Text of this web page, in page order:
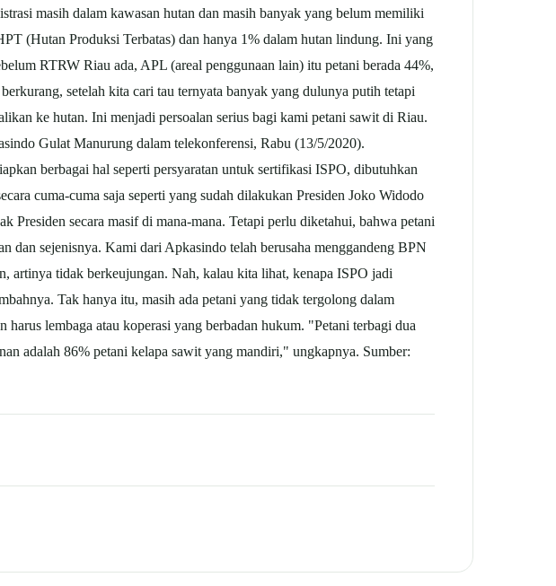
masih dalam kawasan hutan dan masih banyak yang belum memiliki
(Hutan Produksi Terbatas) dan hanya 1% dalam hutan lindung. Ini yang
RTRW Riau ada, APL (areal penggunaan lain) itu petani berada 44%,
setelah kita cari tau ternyata banyak yang dulunya putih tetapi
ke hutan. Ini menjadi persoalan serius bagi kami petani sawit di Riau.
Gulat Manurung dalam telekonferensi, Rabu (13/5/2020).
berbagai hal seperti persyaratan untuk sertifikasi ISPO, dibutuhkan
cuma-cuma saja seperti yang sudah dilakukan Presiden Joko Widodo
Presiden secara masif di mana-mana. Tetapi perlu diketahui, bahwa petani
dan sejenisnya. Kami dari Apkasindo telah berusaha menggandeng BPN
artinya tidak berkeujungan. Nah, kalau kita lihat, kenapa ISPO jadi
Tak hanya itu, masih ada petani yang tidak tergolong dalam
lembaga atau koperasi yang berbadan hukum. "Petani terbagi dua
adalah 86% petani kelapa sawit yang mandiri," ungkapnya. Sumber: